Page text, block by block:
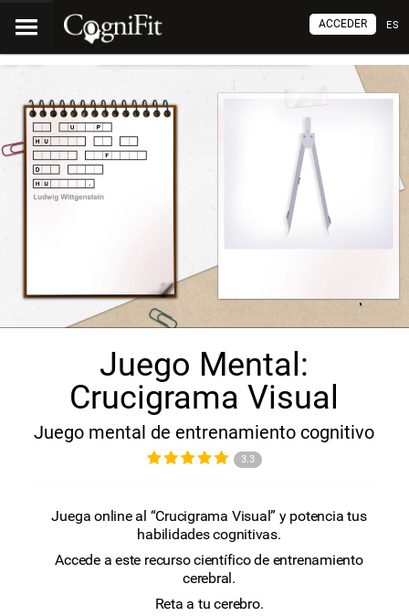
ES
ACCEDER
Juego Mental:
Crucigrama Visual
Juego mental de entrenamiento cognitivo
3.3
Juega online al “Crucigrama Visual” y potencia tus
habilidades cognitivas.
Accede a este recurso científico de entrenamiento
cerebral.
Reta a tu cerebro.